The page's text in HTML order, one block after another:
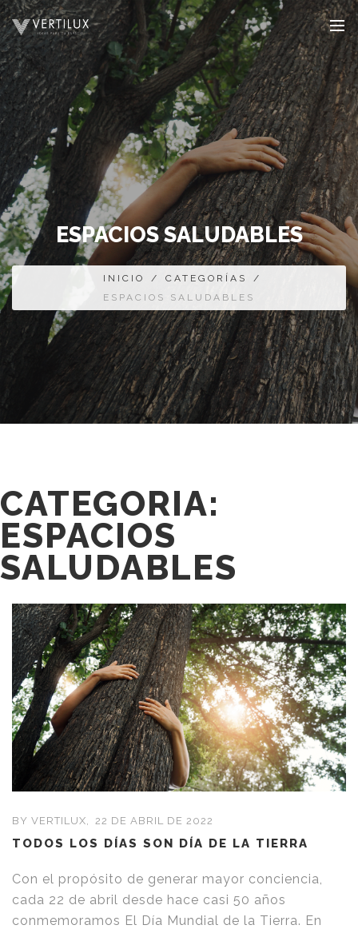
ESPACIOS SALUDABLES
INICIO / CATEGORÍAS
/
ESPACIOS SALUDABLES
CATEGORIA:
ESPACIOS
SALUDABLES
BY VERTILUX, 22 DE ABRIL DE 2022
TODOS LOS DÍAS SON DÍA DE LA TIERRA
Con el propósito de generar mayor conciencia,
cada 22 de abril desde hace casi 50 años
conmemoramos El Día Mundial de la Tierra. En